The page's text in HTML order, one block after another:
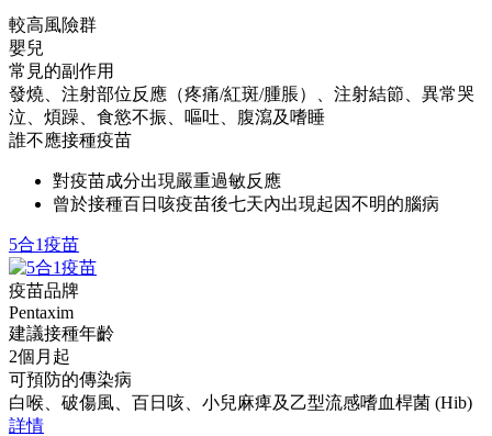
較高風險群
嬰兒
常見的副作用
發燒、注射部位反應（疼痛/紅斑/腫脹）、注射結節、異常哭
泣、煩躁、食慾不振、嘔吐、腹瀉及嗜睡
誰不應接種疫苗
對疫苗成分出現嚴重過敏反應
曾於接種百日咳疫苗後七天內出現起因不明的腦病
5合1疫苗
疫苗品牌
Pentaxim
建議接種年齡
2個月起
可預防的傳染病
白喉、破傷風、百日咳、小兒麻痺及乙型流感嗜血桿菌 (Hib)
詳情